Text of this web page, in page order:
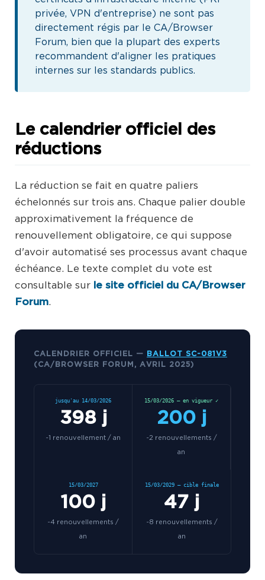
privée, VPN d'entreprise) ne sont pas
directement régis par le CA/Browser
Forum, bien que la plupart des experts
recommandent d'aligner les pratiques
internes sur les standards publics.
Le calendrier officiel des
réductions
La réduction se fait en quatre paliers
échelonnés sur trois ans. Chaque palier double
approximativement la fréquence de
renouvellement obligatoire, ce qui suppose
d'avoir automatisé ses processus avant chaque
échéance. Le texte complet du vote est
consultable sur le site officiel du CA/Browser
Forum.
CALENDRIER OFFICIEL —
BALLOT SC-081V3
(CA/BROWSER FORUM, AVRIL 2025)
jusqu'au 14/03/2026
398 j
~1 renouvellement / an
15/03/2026 — en vigueur ✓
200 j
~2 renouvellements /
an
15/03/2027
100 j
~4 renouvellements /
an
15/03/2029 — cible finale
47 j
~8 renouvellements /
an